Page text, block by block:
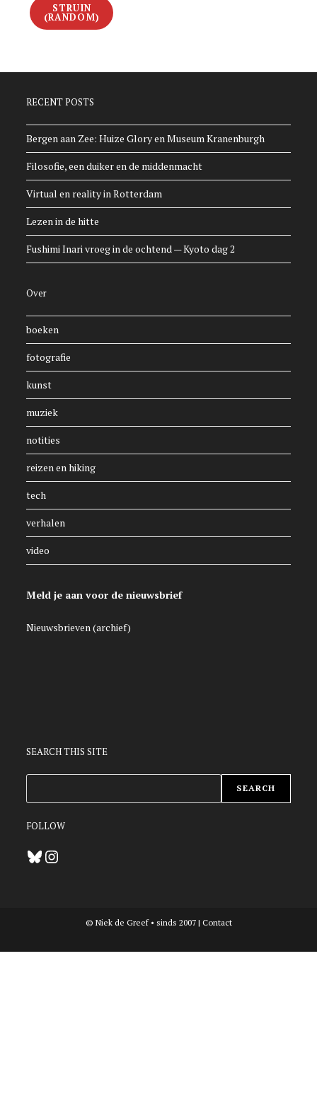
STRUIN
(RANDOM)
RECENT POSTS
Bergen aan Zee: Huize Glory en Museum Kranenburgh
Filosofie, een duiker en de middenmacht
Virtual en reality in Rotterdam
Lezen in de hitte
Fushimi Inari vroeg in de ochtend — Kyoto dag 2
Over
boeken
fotografie
kunst
muziek
notities
reizen en hiking
tech
verhalen
video
Meld je aan voor de nieuwsbrief
Nieuwsbrieven (archief)
SEARCH THIS SITE
SEARCH
FOLLOW
BlueskyInstagram
© Niek de Greef • sinds 2007 | Contact